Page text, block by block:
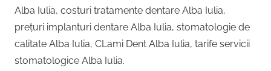
+40754463365
Alba Iulia, costuri tratamente dentare Alba Iulia,
prețuri implanturi dentare Alba Iulia, stomatologie de
calitate Alba Iulia, CLami Dent Alba Iulia, tarife servicii
stomatologice Alba Iulia.